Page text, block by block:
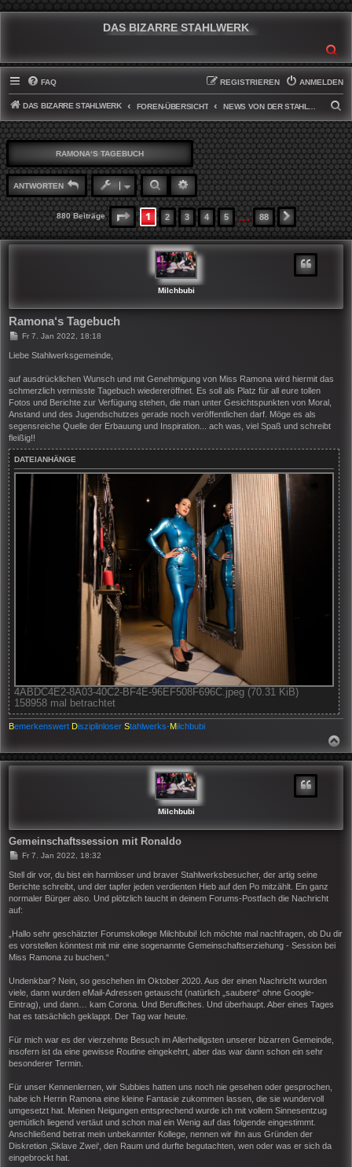
DAS BIZARRE STAHLWERK
FAQ ANMELDEN
REGISTRIEREN
DAS BIZARRE STAHLWERK FOREN-ÜBERSICHT
U
C
H
E
RAMONA‘S TAGEBUCH
ANTWORTEN SUCHE ERWEITERTE SUCHE
880 Beiträge SEITE VON88
1 2 3 4 5 … 88 NÄCHSTE
Milchbubi
Ramona‘s Tagebuch
B
i
a
g
Fr 7. Jan 2022, 18:18
Liebe Stahlwerksgemeinde,
auf ausdrücklichen Wunsch und mit Genehmigung von Miss Ramona wird hiermit das
schmerzlich vermisste Tagebuch wiedereröffnet. Es soll als Platz für all eure tollen
Fotos und Berichte zur Verfügung stehen, die man unter Gesichtspunkten von Moral,
Anstand und des Jugendschutzes gerade noch veröffentlichen darf. Möge es als
segensreiche Quelle der Erbauung und Inspiration... ach was, viel Spaß und schreibt
fleißig!!
DATEIANHÄNGE
4ABDC4E2-8A03-40C2-BF4E-96EF508F696C.jpeg (70.31 KiB)
158958 mal betrachtet
Bemerkenswert Disziplinloser Stahlwerks-Milchbubi
C
Milchbubi
Gemeinschaftssession mit Ronaldo
B
i
t
r
a
g
Fr 7. Jan 2022, 18:32
Stell dir vor, du bist ein harmloser und braver Stahlwerksbesucher, der artig seine
Berichte schreibt, und der tapfer jeden verdienten Hieb auf den Po mitzählt. Ein ganz
normaler Bürger also. Und plötzlich taucht in deinem Forums-Postfach die Nachricht
auf:
„Hallo sehr geschätzter Forumskollege Milchbubi! Ich möchte mal nachfragen, ob Du dir
es vorstellen könntest mit mir eine sogenannte Gemeinschaftserziehung - Session bei
Miss Ramona zu buchen.“
Undenkbar? Nein, so geschehen im Oktober 2020. Aus der einen Nachricht wurden
viele, dann wurden eMail-Adressen getauscht (natürlich „saubere“ ohne Google-
Eintrag), und dann… kam Corona. Und Berufliches. Und überhaupt. Aber eines Tages
hat es tatsächlich geklappt. Der Tag war heute.
Für mich war es der vierzehnte Besuch im Allerheiligsten unserer bizarren Gemeinde,
insofern ist da eine gewisse Routine eingekehrt, aber das war dann schon ein sehr
besonderer Termin.
Für unser Kennenlernen, wir Subbies hatten uns noch nie gesehen oder gesprochen,
habe ich Herrin Ramona eine kleine Fantasie zukommen lassen, die sie wundervoll
umgesetzt hat. Meinen Neigungen entsprechend wurde ich mit vollem Sinnesentzug
gemütlich liegend vertäut und schon mal ein Wenig auf das folgende eingestimmt.
Anschließend betrat mein unbekannter Kollege, nennen wir ihn aus Gründen der
Diskretion ‚Sklave Zwei‘, den Raum und durfte begutachten, wen oder was er sich da
eingebrockt hat.